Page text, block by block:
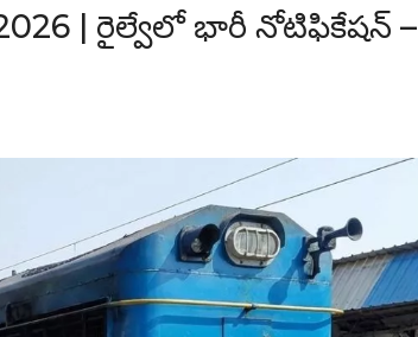
| రైల్వేలో భారీ నోటిఫికేషన్ –